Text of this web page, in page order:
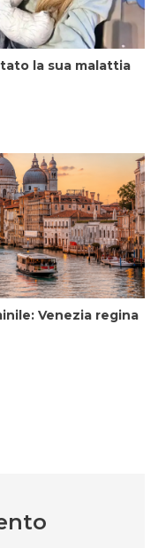
la sua malattia
Venezia regina